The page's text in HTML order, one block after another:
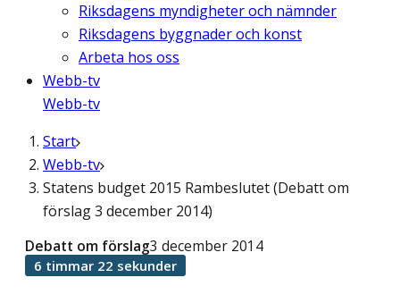
Riksdagens myndigheter och nämnder
Riksdagens byggnader och konst
Arbeta hos oss
Webb-tv
Webb-tv
Start
Webb-tv
Statens budget 2015 Rambeslutet (Debatt om
förslag 3 december 2014)
Debatt om förslag3 december 2014
6 timmar 22 sekunder